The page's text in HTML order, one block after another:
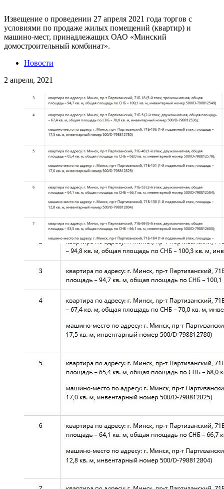
Извещение о проведении 27 апреля 2021 года торгов с
условиями по продаже жилых помещений (квартир) и
машино-мест, принадлежащих ОАО «Минский
домостроительный комбинат».
Новости
2 апреля, 2021